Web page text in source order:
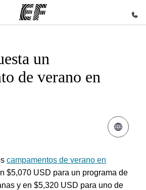
lo
Oficinas
Encontrá
Sobre
nosotros
Trabajos
un
de verano en
campamentos de verano en
$5,070 USD para un programa de
y en $5,320 USD para uno de